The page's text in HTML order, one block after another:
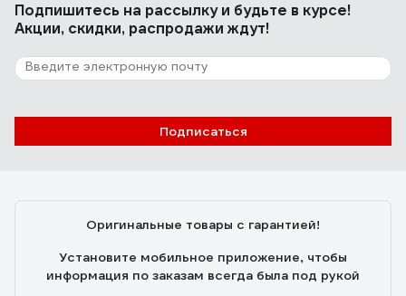
хорошо держат кабель. Упаковка герметичная, что
обеспечивает хорошие свойства хомутов при
82 отзыва
14-6 ч 100 81831
Подпишитесь на рассылкуи будьте в курсе!
Акции, скидки, распродажи ждут!
Подписаться
Оригинальные товары с гарантией!
Установите мобильное приложение, чтобы
информация по заказам всегда была под рукой